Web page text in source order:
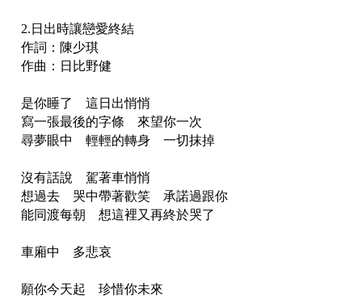
2.日出時讓戀愛終結
作詞：陳少琪
作曲：日比野健
是你睡了 這日出悄悄
寫一張最後的字條 來望你一次
尋夢眼中 輕輕的轉身 一切抹掉
沒有話說 駕著車悄悄
想過去 哭中帶著歡笑 承諾過跟你
能同渡每朝 想這裡又再終於哭了
車廂中 多悲哀
願你今天起 珍惜你未來